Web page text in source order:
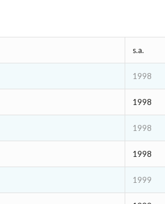
s.a.
1998
1998
1998
1998
1999